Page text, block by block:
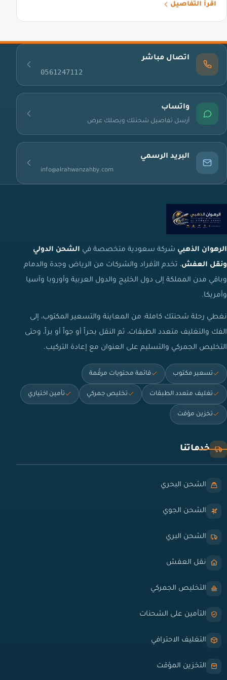
اقرأ التفاصيل
اتصال مباشر
0561247112
واتساب
أرسل تفاصيل شحنتك ويصلك عرض
البريد الرسمي
info@alrahwanzahby.com
الرهوان الذهبي شركة سعودية متخصصة في الشحن الدولي
ونقل العفش، تخدم الأفراد والشركات من الرياض وجدة والدمام
وباقي مدن المملكة إلى دول الخليج والدول العربية وأوروبا وآسيا
وأمريكا.
نغطي رحلة شحنتك كاملة: من المعاينة والتسعير المكتوب، إلى
الفك والتغليف متعدد الطبقات، ثم النقل بحراً أو جواً أو براً، وحتى
التخليص الجمركي والتسليم على العنوان مع إعادة التركيب.
تسعير مكتوب قائمة محتويات مرقّمة
تغليف متعدد الطبقات تخليص جمركي تأمين اختياري
تخزين مؤقت
خدماتنا
الشحن البحري
الشحن الجوي
الشحن البري
نقل العفش
التخليص الجمركي
التأمين على الشحنات
التغليف الاحترافي
التخزين المؤقت